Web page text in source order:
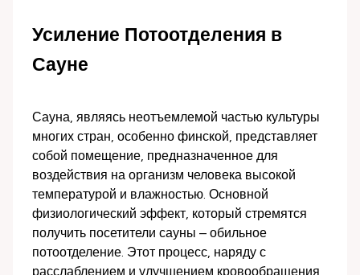
Усиление Потоотделения в
Сауне
Сауна, являясь неотъемлемой частью культуры
многих стран, особенно финской, представляет
собой помещение, предназначенное для
воздействия на организм человека высокой
температурой и влажностью. Основной
физиологический эффект, который стремятся
получить посетители сауны – обильное
потоотделение. Этот процесс, наряду с
расслаблением и улучшением кровообращения,